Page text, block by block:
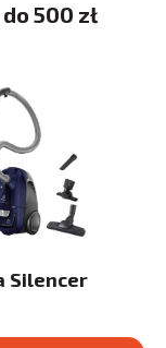
500 zł
Silencer